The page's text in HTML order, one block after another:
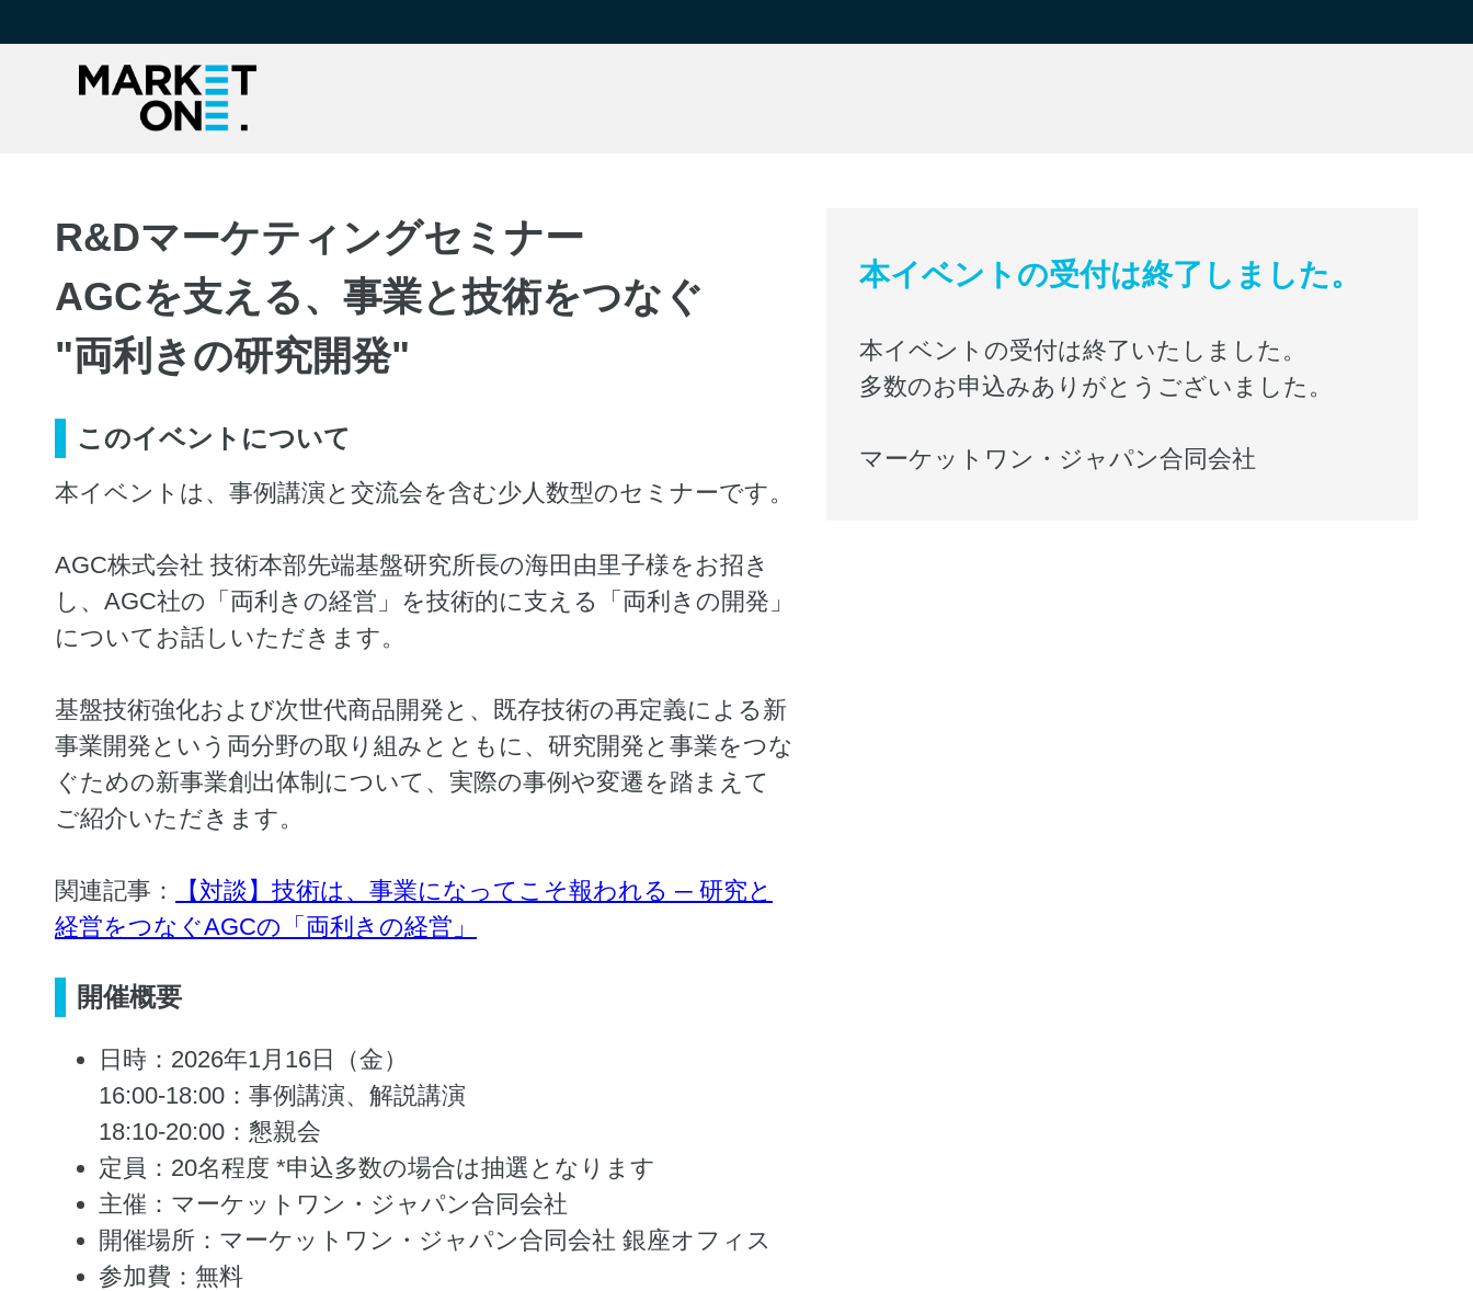
R&Dマーケティングセミナー
AGCを支える、事業と技術をつなぐ
"両利きの研究開発"
このイベントについて
本イベントは、事例講演と交流会を含む少人数型のセミナーです。
AGC株式会社 技術本部先端基盤研究所⾧の海田由里子様をお招き
し、AGC社の「両利きの経営」を技術的に支える「両利きの開発」
についてお話しいただきます。
基盤技術強化および次世代商品開発と、既存技術の再定義による新
事業開発という両分野の取り組みとともに、研究開発と事業をつな
ぐための新事業創出体制について、実際の事例や変遷を踏まえて
ご紹介いただきます。
関連記事：
【対談】技術は、事業になってこそ報われる ─ 研究と
経営をつなぐAGCの「両利きの経営」
開催概要
日時：2026年1月16日（金）
16:00-18:00：事例講演、解説講演
18:10-20:00：懇親会
定員：20名程度 *申込多数の場合は抽選となります
主催：マーケットワン・ジャパン合同会社
開催場所：マーケットワン・ジャパン合同会社 銀座オフィス
参加費：無料
本イベントの受付は終了しました。
本イベントの受付は終了いたしました。
多数のお申込みありがとうございました。
マーケットワン・ジャパン合同会社